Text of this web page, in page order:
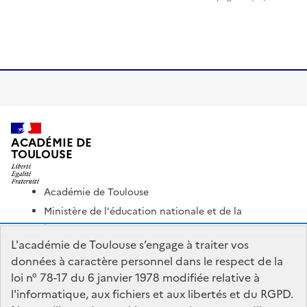
ACADÉMIE DE
TOULOUSE
Académie de Toulouse
Ministère de l'éducation nationale et de la
jeunesse
Ministère de l'enseignement supérieur et de la
recherche
Portail Pédagogique Académique
L'académie de Toulouse s’engage à traiter vos
données à caractère personnel dans le respect de la
loi n° 78-17 du 6 janvier 1978 modifiée relative à
l'informatique, aux fichiers et aux libertés et du RGPD.